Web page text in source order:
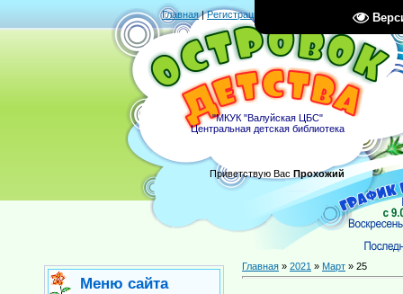
Главная|Регистрация
"МКУК "Валуйская ЦБС"
Центральная детская библиотека
Приветствую Вас Прохожий
Меню сайта
Главная » 2021 » Март » 25